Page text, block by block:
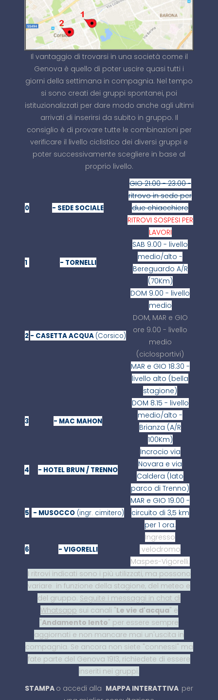
Il vantaggio di trovarsi in una società come il
Genova è quello di poter uscire quasi tutti i
giorni della settimana in compagnia. Nel tempo
si sono creati dei gruppi spontanei, poi
istituzionalizzati per dare modo anche agli ultimi
arrivati di inserirsi da subito in gruppo. Il
consiglio è di provare tutte le combinazioni per
verificare il livello ciclistico dei diversi gruppi e
poter successivamente scegliere in base al
proprio livello.
0 - SEDE SOCIALE
GIO 21.00 - 23.00 -
ritrovo in sede per
due chiacchiere
RITROVI SOSPESI PER
LAVORI
1 - TORNELLI
SAB 9.00 - livello
medio/alto -
Bereguardo A/R
(70Km)
DOM 9.00 - livello
medio
2 - CASETTA ACQUA (Corsico)
DOM, MAR e GIO
ore 9.00 - livello
medio
(ciclosportivi)
MAR e GIO 18.30 -
livello alto (bella
stagione)
3 - MAC MAHON
DOM 8.15 - livello
medio/alto -
Brianza (A/R
100Km)
4 - HOTEL BRUN / TRENNO
Incrocio via
Novara e via
Caldera (lato
parco di Trenno)
5 - MUSOCCO (ingr. cimitero)
MAR e GIO 19.00 -
circuito di 3,5 km
per 1 ora.
6 - VIGORELLI
Ingresso
velodromo
Maspes-Vigorelli.
I ritrovi indicati sono i più utilizzati, ma possono
variare in funzione della stagione, del meteo e
del gruppo. Seguite i messaggi in chat di
Whatsapp sui canali "Le vie d'acqua" e
"Andamento lento" per essere sempre
aggiornati e non mancare mai un'uscita in
compagnia. Se ancora non siete "connessi" ma
fate parte del Genova 1913, richiedete di essere
inseriti nei gruppi.
STAMPA o accedi alla MAPPA INTERATTIVA per